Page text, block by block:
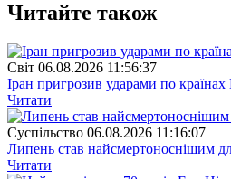
Читайте також
Свiт 06.08.2026 11:56:37
Іран пригрозив ударами по країнах
Читати
Суспiльство 06.08.2026 11:16:07
Липень став найсмертоноснішим
Читати